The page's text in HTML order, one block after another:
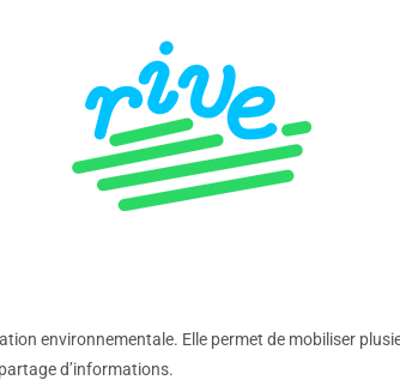
environnementale. Elle permet de mobiliser
d’informations.